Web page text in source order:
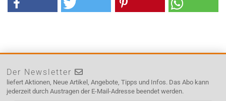
Der Newsletter
liefert Aktionen, Neue Artikel, Angebote, Tipps und Infos. Das Abo kann
jederzeit durch Austragen der E-Mail-Adresse beendet werden.